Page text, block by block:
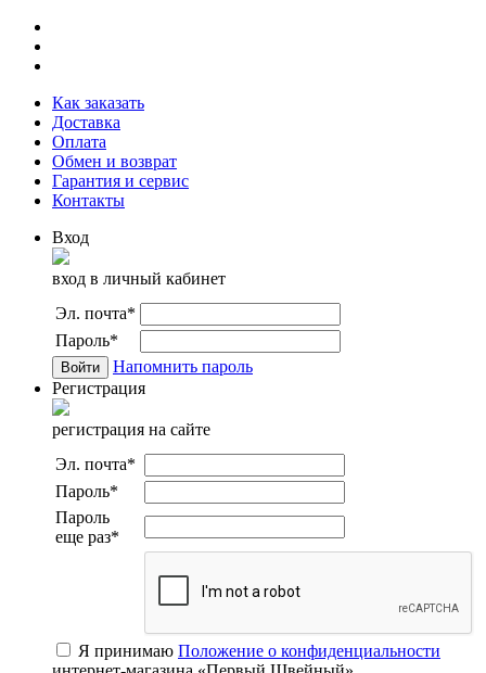
Как заказать
Доставка
Оплата
Обмен и возврат
Гарантия и сервис
Контакты
Вход
вход в личный кабинет
Эл. почта*
Пароль*
Напомнить пароль
Регистрация
регистрация на сайте
Эл. почта*
Пароль*
Пароль
еще раз*
Я принимаю Положение о конфиденциальности